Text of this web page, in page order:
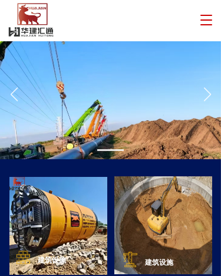
T
g
n
a
v
i
g
a
t
i
o
n
建筑设施 建筑设施